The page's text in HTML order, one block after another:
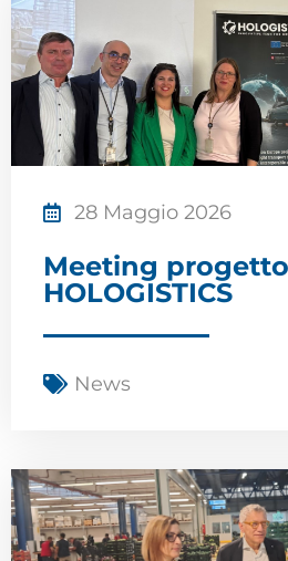
28 Maggio 2026
Meeting
HOLOGISTICS
News